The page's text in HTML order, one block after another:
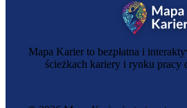
Mapa Karier to bezpłatna i
ścieżkach kariery i rynku pracy